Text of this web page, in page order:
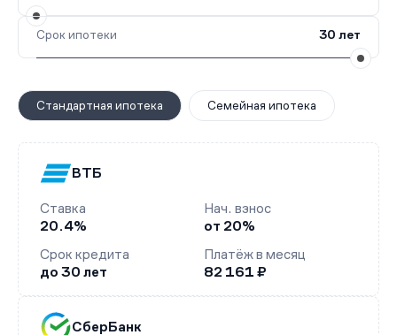
Срок ипотеки 30 лет
Стандартная ипотека Семейная ипотека
ВТБ
Ставка
20.4%
Нач. взнос
от 20%
Срок кредита
до 30 лет
Платёж в месяц
82 161 ₽
СберБанк